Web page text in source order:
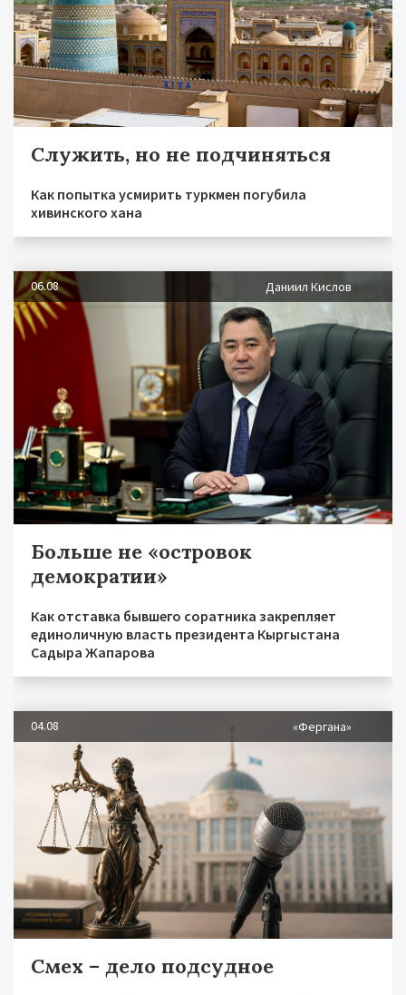
Служить, но не подчиняться
Как попытка усмирить туркмен погубила
хивинского хана
06.08 Даниил Кислов
Больше не «островок
демократии»
Как отставка бывшего соратника закрепляет
единоличную власть президента Кыргыстана
Садыра Жапарова
04.08 «Фергана»
Смех – дело подсудное